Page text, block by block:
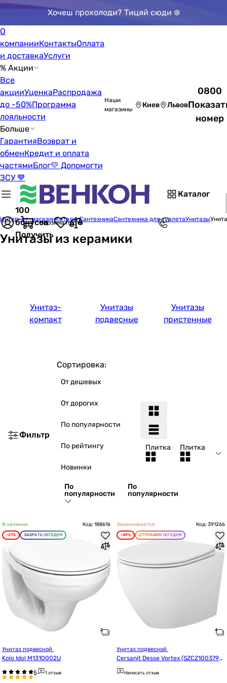
Хочеш прохолоди? Тицяй сюди ❄️
О
компанииКонтактыОплата
и доставкаУслуги
% Акции
Все
акцииУценкаРаспродажа
до -50%Программа
лояльности
Больше
ГарантияВозврат и
обменКредит и оплата
частямиБлог💛 Допомогти
ЗСУ 💙
Наши
магазины
Киев Львов
0800
номер
Каталог
100
бонусов
Получить
Корзина пуста
Интернет-магазинКаталогСантехникаСантехника для туалетаУнитазы
Унитазы из керамики
Унитаз-
компакт
Унитазы
подвесные
Унитазы
пристенные
Фильтр
Сортировка:
От дешевых
От дорогих
По популярности
По рейтингу
Новинки
По
популярности
По
популярности
Плитка Плитка
В наличии Код: 188616
-27% ЗАБРАТЬ СЕГОДНЯ
Kolo Idol M1310002U
1 отзыв
Заканчивается Код: 391266
-49% ОТПРАВИМ СЕГОДНЯ
Cersanit Desse Vortex (SZCZ1003790
001) Уценка
Написать отзыв